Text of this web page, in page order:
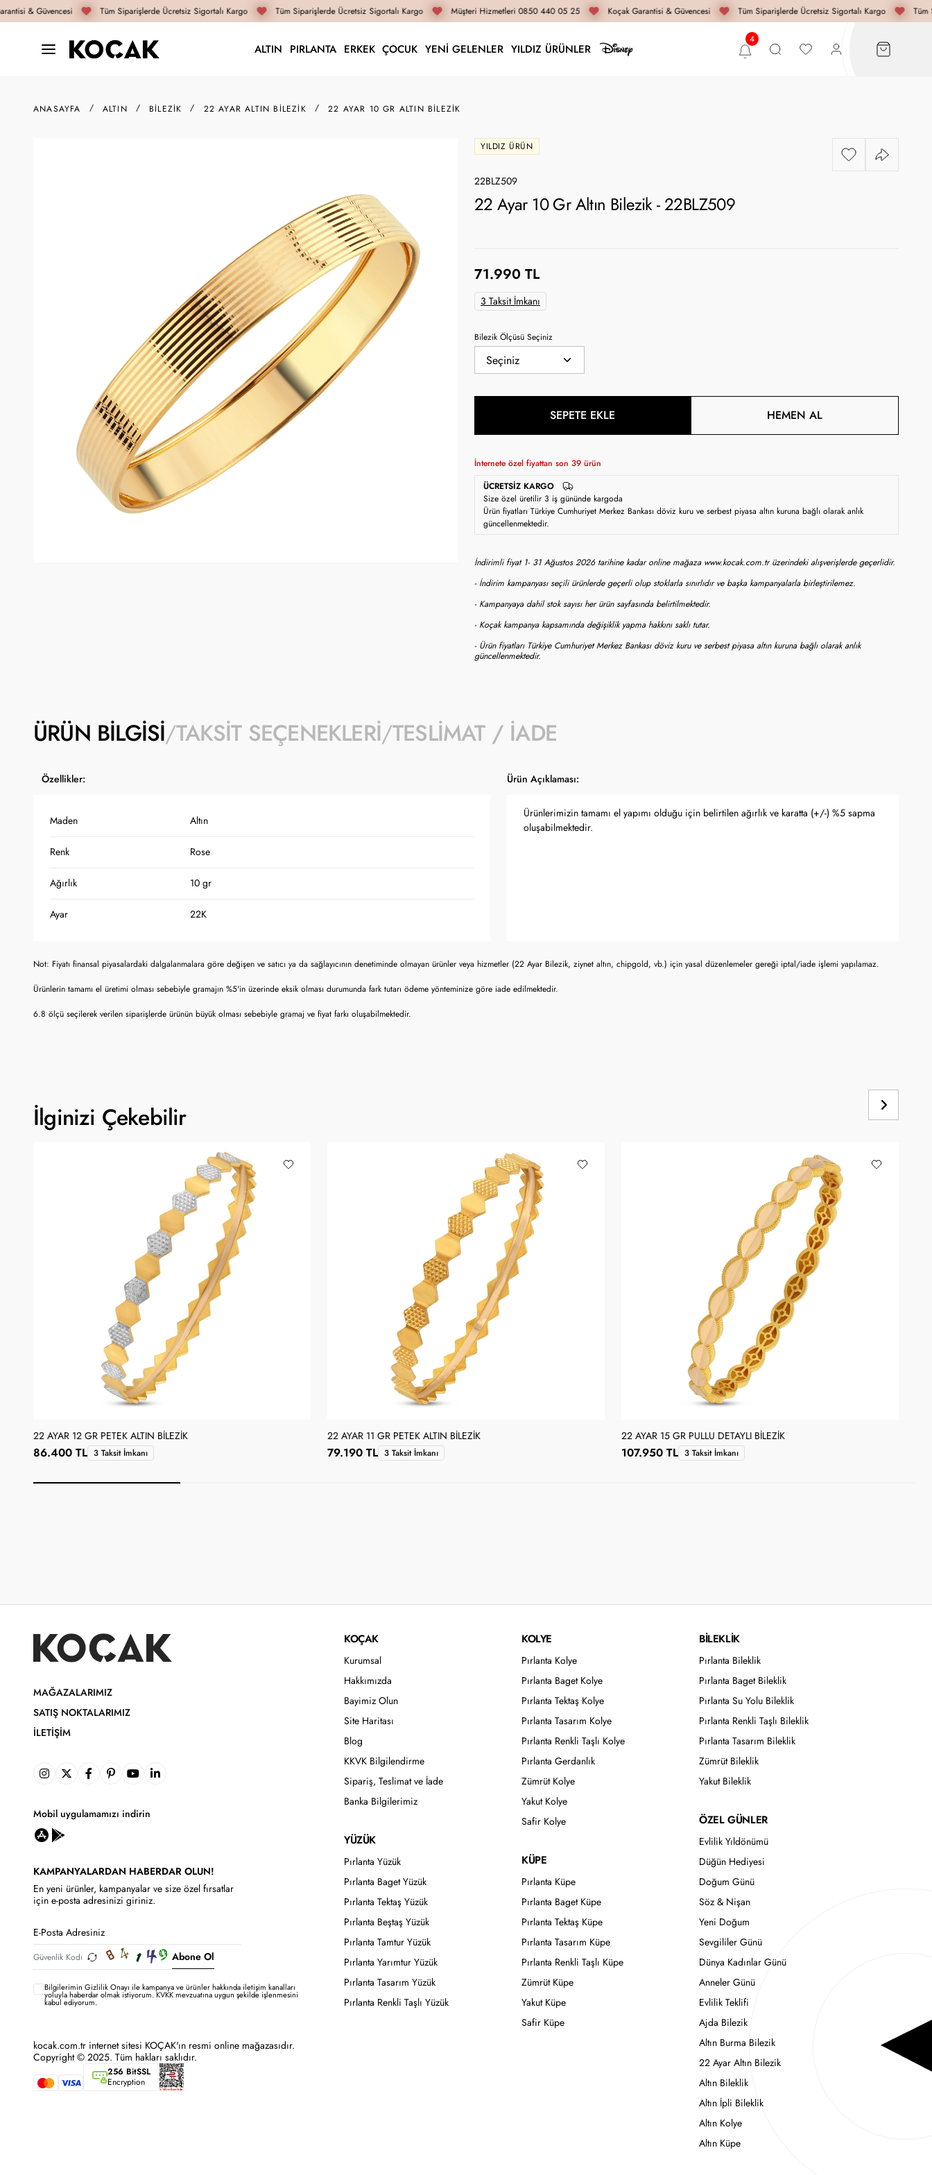
& Güvencesi Tüm Siparişlerde Ücretsiz Sigortalı Kargo Tüm Siparişlerde Ücretsiz Sigortalı Kargo Müşteri Hizmetleri 0850 440 05 25 Koçak Garantisi & Güvencesi Tüm Siparişlerde Ücretsiz Sigortalı Kargo Tüm
ALTIN PIRLANTA ERKEK ÇOCUK YENİ GELENLER YILDIZ ÜRÜNLER
ANASAYFA ALTIN BILEZIK 22 AYAR ALTIN BILEZIK 22 AYAR 10 GR ALTIN BILEZIK
YILDIZ ÜRÜN
22BLZ509
22 Ayar 10 Gr Altın Bilezik - 22BLZ509
71.990 TL
3 Taksit İmkanı
Bilezik Ölçüsü Seçiniz
SEPETE EKLE HEMEN AL
İnternete özel fiyattan son 39 ürün
ÜCRETSIZ KARGO
Size özel üretilir 3 iş gününde kargoda
Ürün fiyatları Türkiye Cumhuriyet Merkez Bankası döviz kuru ve serbest piyasa altın kuruna bağlı olarak anlık
güncellenmektedir.
İndirimli fiyat 1- 31 Ağustos 2026 tarihine kadar online mağaza www.kocak.com.tr üzerindeki alışverişlerde geçerlidir.
- İndirim kampanyası seçili ürünlerde geçerli olup stoklarla sınırlıdır ve başka kampanyalarla birleştirilemez.
- Kampanyaya dahil stok sayısı her ürün sayfasında belirtilmektedir.
- Koçak kampanya kapsamında değişiklik yapma hakkını saklı tutar.
- Ürün fiyatları Türkiye Cumhuriyet Merkez Bankası döviz kuru ve serbest piyasa altın kuruna bağlı olarak anlık
güncellenmektedir.
ÜRÜN BILGISI TAKSIT SEÇENEKLERI TESLIMAT / İADE
Özellikler: Ürün Açıklaması:
Maden Altın
Renk Rose
Ağırlık 10 gr
Ayar 22K
Ürünlerimizin tamamı el yapımı olduğu için belirtilen ağırlık ve karatta (+/-) %5 sapma
oluşabilmektedir.
Not: Fiyatı finansal piyasalardaki dalgalanmalara göre değişen ve satıcı ya da sağlayıcının denetiminde olmayan ürünler veya hizmetler (22 Ayar Bilezik, ziynet altın, chipgold, vb.) için yasal düzenlemeler gereği iptal/iade işlemi yapılamaz.
Ürünlerin tamamı el üretimi olması sebebiyle gramajın %5'in üzerinde eksik olması durumunda fark tutarı ödeme yönteminize göre iade edilmektedir.
6.8 ölçü seçilerek verilen siparişlerde ürünün büyük olması sebebiyle gramaj ve fiyat farkı oluşabilmektedir.
İlginizi Çekebilir
22 AYAR 12 GR PETEK ALTIN BILEZIK
86.400 TL 3 Taksit İmkanı
22 AYAR 11 GR PETEK ALTIN BILEZIK
79.190 TL 3 Taksit İmkanı
22 AYAR 15 GR PULLU DETAYLI BILEZIK
107.950 TL 3 Taksit İmkanı
MAĞAZALARIMIZ
SATIŞ NOKTALARIMIZ
İLETIŞIM
Mobil uygulamamızı indirin
KAMPANYALARDAN HABERDAR OLUN!
En yeni ürünler, kampanyalar ve size özel fırsatlar
için e-posta adresinizi giriniz.
Abone Ol
Bilgilerimin Gizlilik Onayı ile kampanya ve ürünler hakkında iletişim kanalları
yoluyla haberdar olmak istiyorum.KVKK mevzuatına uygun şekilde işlenmesini
kabul ediyorum.
kocak.com.tr internet sitesi KOÇAK'ın resmi online mağazasıdır.
Copyright © 2025. Tüm hakları saklıdır.
256 BitSSL
Encryption
KOÇAK
Kurumsal
Hakkımızda
Bayimiz Olun
Site Haritası
Blog
KKVK Bilgilendirme
Sipariş, Teslimat ve İade
Banka Bilgilerimiz
YÜZÜK
Pırlanta Yüzük
Pırlanta Baget Yüzük
Pırlanta Tektaş Yüzük
Pırlanta Beştaş Yüzük
Pırlanta Tamtur Yüzük
Pırlanta Yarımtur Yüzük
Pırlanta Tasarım Yüzük
Pırlanta Renkli Taşlı Yüzük
KOLYE
Pırlanta Kolye
Pırlanta Baget Kolye
Pırlanta Tektaş Kolye
Pırlanta Tasarım Kolye
Pırlanta Renkli Taşlı Kolye
Pırlanta Gerdanlık
Zümrüt Kolye
Yakut Kolye
Safir Kolye
KÜPE
Pırlanta Küpe
Pırlanta Baget Küpe
Pırlanta Tektaş Küpe
Pırlanta Tasarım Küpe
Pırlanta Renkli Taşlı Küpe
Zümrüt Küpe
Yakut Küpe
Safir Küpe
BİLEKLİK
Pırlanta Bileklik
Pırlanta Baget Bileklik
Pırlanta Su Yolu Bileklik
Pırlanta Renkli Taşlı Bileklik
Pırlanta Tasarım Bileklik
Zümrüt Bileklik
Yakut Bileklik
ÖZEL GÜNLER
Evlilik Yıldönümü
Düğün Hediyesi
Doğum Günü
Söz & Nişan
Yeni Doğum
Sevgililer Günü
Dünya Kadınlar Günü
Anneler Günü
Evlilik Teklifi
Ajda Bilezik
Altın Burma Bilezik
22 Ayar Altın Bilezik
Altın Bileklik
Altın İpli Bileklik
Altın Kolye
Altın Küpe